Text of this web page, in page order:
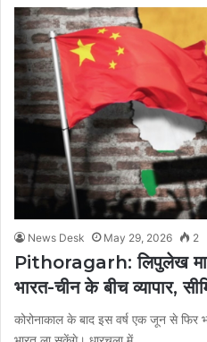
News Desk May 29, 2026 2
Pithoragarh: लिपुलेख
भारत-चीन के बीच व्यापार,
कोरोनाकाल के बाद इस वर्ष एक जून से फिर